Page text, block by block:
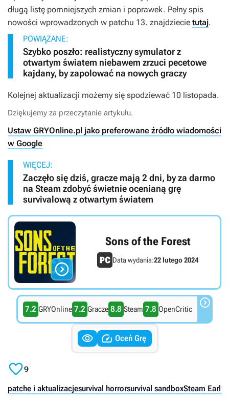
długą listę pomniejszych zmian i poprawek. Pełny spis
nowości wprowadzonych w patchu 13. znajdziecie tutaj.
POWIĄZANE:
Szybko poszło: realistyczny symulator z
otwartym światem niebawem zrzuci pecetowe
kajdany, by zapolować na nowych graczy
Kolejnej aktualizacji możemy się spodziewać 10 listopada.
Dziękujemy za przeczytanie artykułu.
Ustaw GRYOnline.pl jako preferowane źródło wiadomości
w Google
WIĘCEJ:
Zaczęło się dziś, gracze mają 2 dni, by za darmo
na Steam zdobyć świetnie ocenianą grę
survivalową z otwartym światem

Sons of the Forest
Data wydania:22 lutego 2024
7.2 GRYOnline 7.2 Gracze 8.8 Steam 7.8 OpenCritic 
  Oceń Grę
9
patche i aktualizacjesurvival horrorsurvival sandboxSteam Early